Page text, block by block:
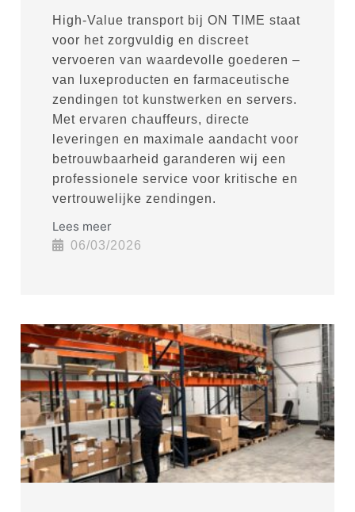
High-Value transport bij ON TIME staat
voor het zorgvuldig en discreet
vervoeren van waardevolle goederen –
van luxeproducten en farmaceutische
zendingen tot kunstwerken en servers.
Met ervaren chauffeurs, directe
leveringen en maximale aandacht voor
betrouwbaarheid garanderen wij een
professionele service voor kritische en
vertrouwelijke zendingen.
Lees meer
06/03/2026